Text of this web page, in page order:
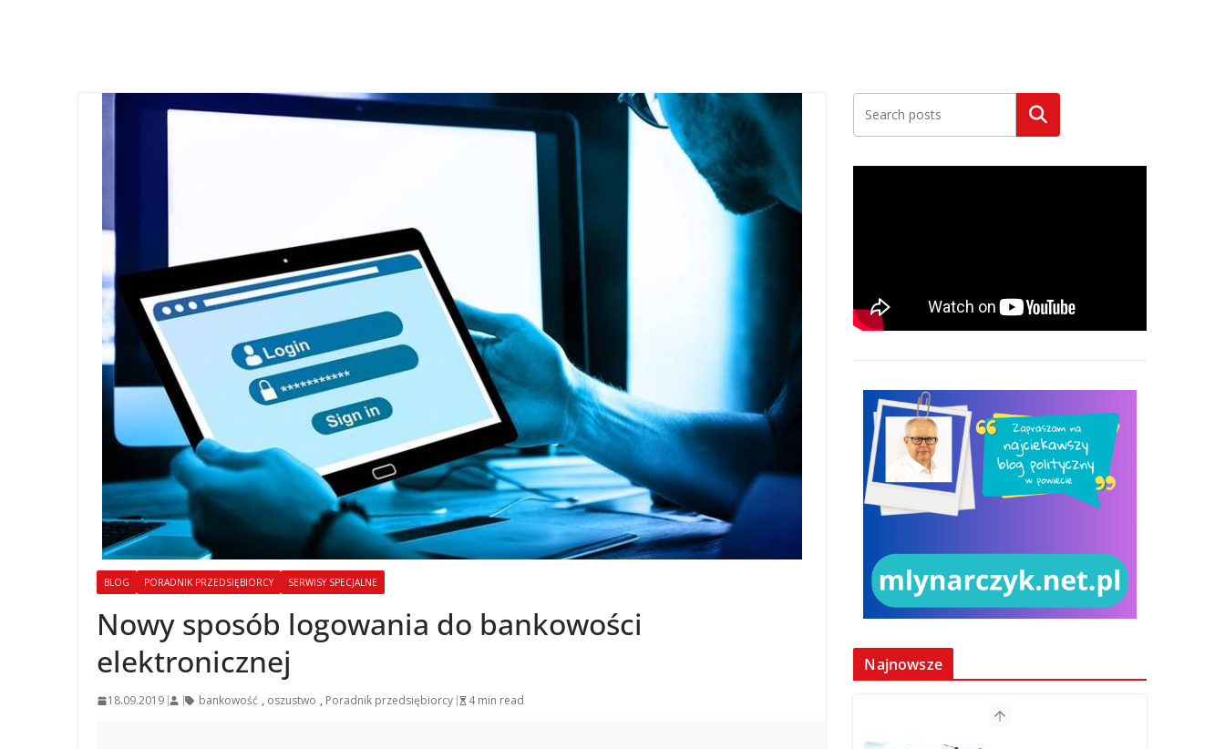
BLOG PORADNIK PRZEDSIĘBIORCY SERWISY SPECJALNE
Nowy sposób logowania do bankowości
elektronicznej
18.09.2019 bankowość , oszustwo , Poradnik przedsiębiorcy 4 min read
Szukaj
Najnowsze